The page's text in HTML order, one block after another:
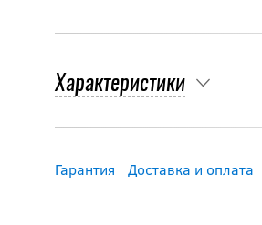
Характеристики
Гарантия Доставка и оплата